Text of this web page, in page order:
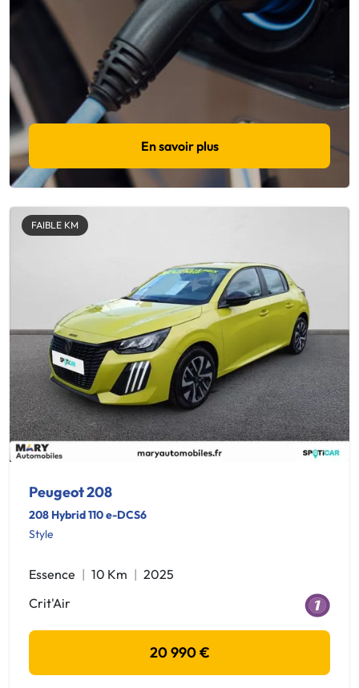
En savoir plus
FAIBLE KM
Peugeot 208
208 Hybrid 110 e-DCS6
Style
Essence 10 Km
2025
Crit'Air
20 990 €